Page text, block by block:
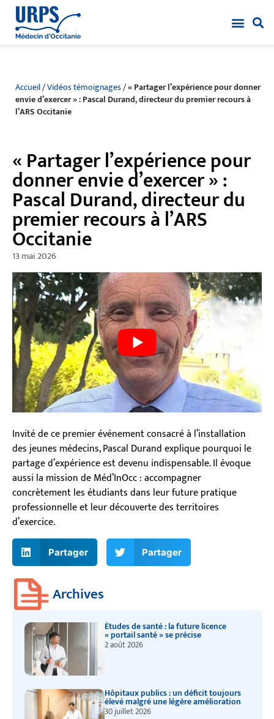
Accueil/Vidéos témoignages/« Partager l’expérience pour donner
envie d’exercer » : Pascal Durand, directeur du premier recours à
l’ARS Occitanie
« Partager l’expérience pour
donner envie d’exercer » :
Pascal Durand, directeur du
premier recours à l’ARS
Occitanie
13 mai 2026
Invité de ce premier événement consacré à l’installation
des jeunes médecins, Pascal Durand explique pourquoi le
partage d’expérience est devenu indispensable. Il évoque
aussi la mission de Méd’InOcc : accompagner
concrètement les étudiants dans leur future pratique
professionnelle et leur découverte des territoires
d’exercice.
Partager Partager
Archives
Études de santé : la future licence
« portail santé » se précise
2 août 2026
Hôpitaux publics : un déficit toujours
élevé malgré une légère amélioration
30 juillet 2026